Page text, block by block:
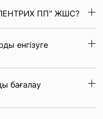
ПП" ЖШС?
енгізуге
бағалау